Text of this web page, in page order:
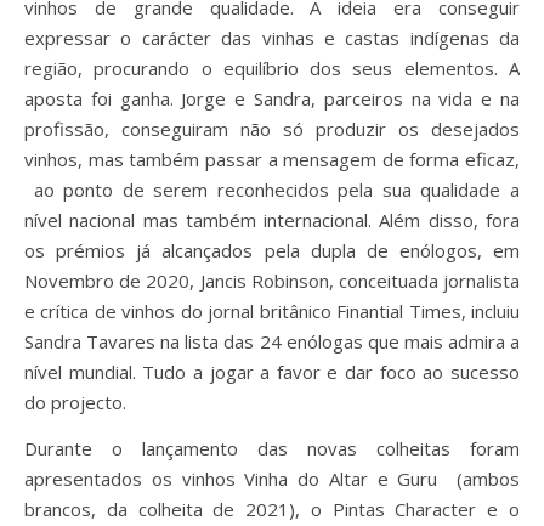
vinhos de grande qualidade. A ideia era conseguir
expressar o carácter das vinhas e castas indígenas da
região, procurando o equilíbrio dos seus elementos. A
aposta foi ganha. Jorge e Sandra, parceiros na vida e na
profissão, conseguiram não só produzir os desejados
vinhos, mas também passar a mensagem de forma eficaz,
ao ponto de serem reconhecidos pela sua qualidade a
nível nacional mas também internacional. Além disso, fora
os prémios já alcançados pela dupla de enólogos, em
Novembro de 2020, Jancis Robinson, conceituada jornalista
e crítica de vinhos do jornal britânico Finantial Times, incluiu
Sandra Tavares na lista das 24 enólogas que mais admira a
nível mundial. Tudo a jogar a favor e dar foco ao sucesso
do projecto.
Durante o lançamento das novas colheitas foram
apresentados os vinhos Vinha do Altar e Guru (ambos
brancos, da colheita de 2021), o Pintas Character e o